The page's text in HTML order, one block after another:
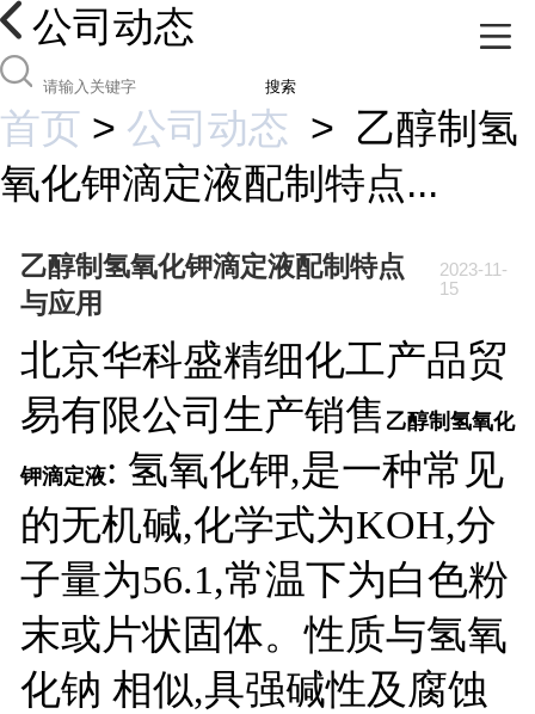
公司动态
搜索
首页 > 公司动态 > 乙醇制氢
氧化钾滴定液配制特点...
乙醇制氢氧化钾滴定液配制特点
与应用
2023-11-
15
北京华科盛精细化工产品贸
易有限公司生产销售 乙醇制氢氧化
钾滴定液: 氢氧化钾,是一种常见
的无机碱,化学式为KOH,分
子量为56.1,常温下为白色粉
末或片状固体。性质与氢氧
化钠 相似,具强碱性及腐蚀